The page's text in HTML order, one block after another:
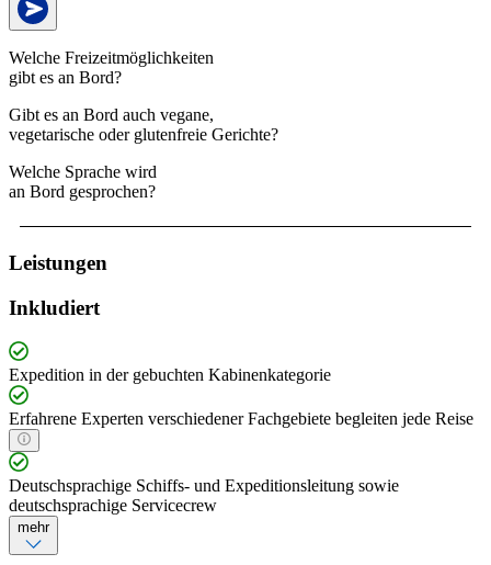
Welche Freizeitmöglichkeiten
gibt es an Bord?
Gibt es an Bord auch vegane,
vegetarische oder glutenfreie Gerichte?
Welche Sprache wird
an Bord gesprochen?
Leistungen
Inkludiert
Expedition in der gebuchten Kabinenkategorie
Erfahrene Experten verschiedener Fachgebiete begleiten jede Reise
Deutschsprachige Schiffs- und Expeditionsleitung sowie
deutschsprachige Servicecrew
mehr